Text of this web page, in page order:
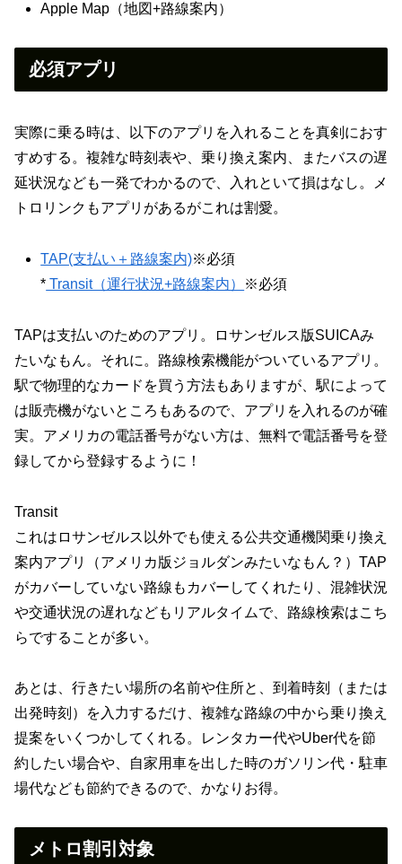
Apple Map（地図+路線案内）
必須アプリ
実際に乗る時は、以下のアプリを入れることを真剣におす
すめする。複雑な時刻表や、乗り換え案内、またバスの遅
延状況なども一発でわかるので、入れといて損はなし。メ
トロリンクもアプリがあるがこれは割愛。
TAP(支払い＋路線案内)※必須
* Transit（運行状況+路線案内） ※必須
TAPは支払いのためのアプリ。ロサンゼルス版SUICAみ
たいなもん。それに。路線検索機能がついているアプリ。
駅で物理的なカードを買う方法もありますが、駅によって
は販売機がないところもあるので、アプリを入れるのが確
実。アメリカの電話番号がない方は、無料で電話番号を登
録してから登録するように！
Transit
これはロサンゼルス以外でも使える公共交通機関乗り換え
案内アプリ（アメリカ版ジョルダンみたいなもん？）TAP
がカバーしていない路線もカバーしてくれたり、混雑状況
や交通状況の遅れなどもリアルタイムで、路線検索はこち
らですることが多い。
あとは、行きたい場所の名前や住所と、到着時刻（または
出発時刻）を入力するだけ、複雑な路線の中から乗り換え
提案をいくつかしてくれる。レンタカー代やUber代を節
約したい場合や、自家用車を出した時のガソリン代・駐車
場代なども節約できるので、かなりお得。
メトロ割引対象